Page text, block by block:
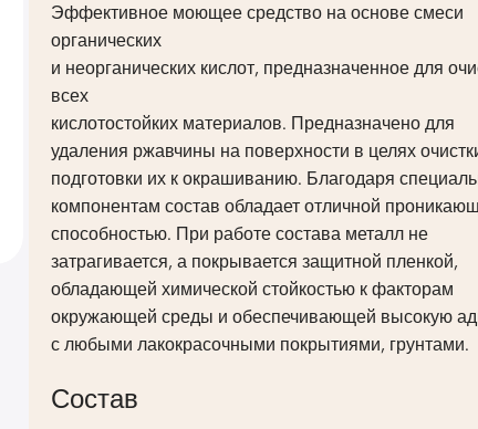
Эффективное моющее средство на основе смеси
органических
и неорганических кислот, предназначенное для
всех
кислотостойких материалов. Предназначено для
удаления ржавчины на поверхности в целях
подготовки их к окрашиванию. Благодаря
компонентам состав обладает отличной
способностью. При работе состава металл не
затрагивается, а покрывается защитной пленкой,
обладающей химической стойкостью к факторам
окружающей среды и обеспечивающей высокую
с любыми лакокрасочными покрытиями, грунтами.
Состав